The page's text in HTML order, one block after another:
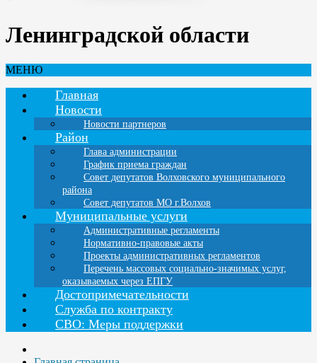
Ленинградской области
МЕНЮ
Главная
Новости
Новости партнеров
Район
Глава администрации
График приема граждан
Совет депутатов Волховского муниципального
района
Совет депутатов МО г.Волхов
Муниципальные услуги
Административные регламенты
Нормативно-правовые акты
Проекты административных регламентов
Перечень массовых социально-значимых услуг,
оказываемых через ЕПГУ
Достопримечательности
Служба по контракту
СВО: Меры поддержки